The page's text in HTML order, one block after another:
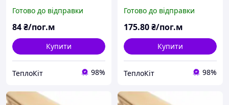
Готово до відправки
84₴/пог.м
Купити
ТеплоКіт 98%
Готово до відправки
175.80₴/пог.м
Купити
ТеплоКіт 98%